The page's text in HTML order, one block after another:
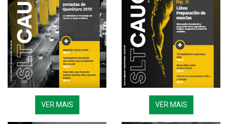
VER MAIS VER MAIS